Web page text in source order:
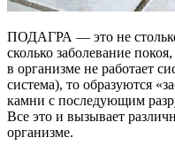
ПОДАГРА — это не
сколько заболевание
в организме не работает
система), то образуются
камни с последующим
Все это и вызывает
организме.